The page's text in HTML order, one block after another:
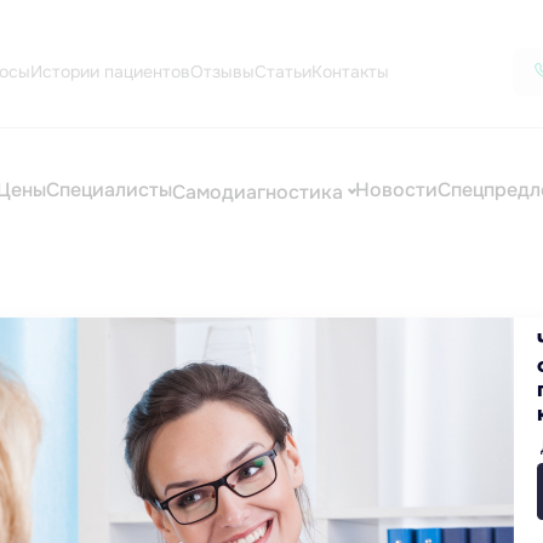
Истории пациентовОтзывыСтатьиКонтакты
СпециалистыСамодиагностика Новости
железы